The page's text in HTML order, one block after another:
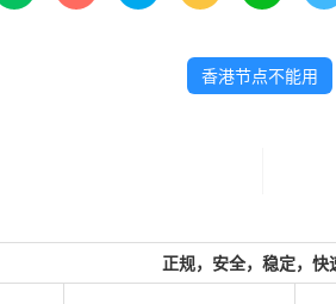
香港节点不能用
正规，安全，稳定，快